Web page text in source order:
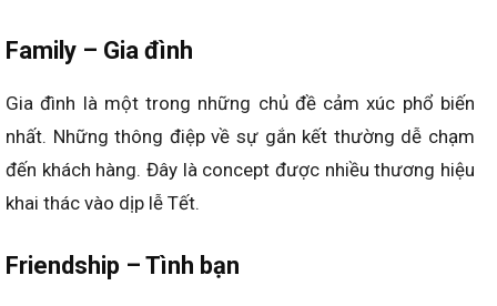
Family – Gia đình
Gia đình là một trong những chủ đề cảm xúc phổ biến
nhất. Những thông điệp về sự gắn kết thường dễ chạm
đến khách hàng. Đây là concept được nhiều thương hiệu
khai thác vào dịp lễ Tết.
Friendship – Tình bạn